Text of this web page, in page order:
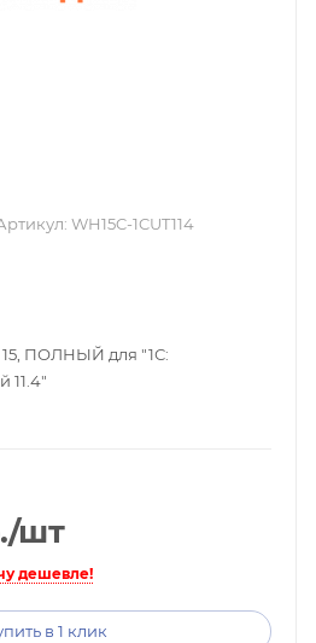
WH15C-1CUT114
15, ПОЛНЫЙ для "1С:
11.4"
/шт
дешевле!
в 1 клик